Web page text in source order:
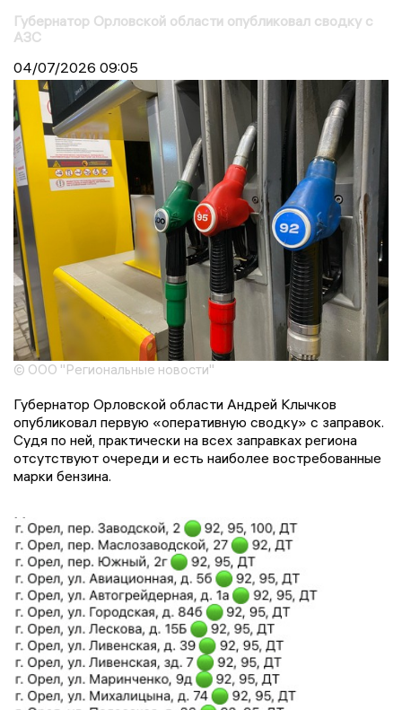
Губернатор Орловской области опубликовал сводку с
АЗС
04/07/2026 09:05
© ООО "Региональные новости"
Губернатор Орловской области Андрей Клычков
опубликовал первую «оперативную сводку» с заправок.
Судя по ней, практически на всех заправках региона
отсутствуют очереди и есть наиболее востребованные
марки бензина.